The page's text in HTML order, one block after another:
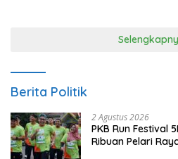
Berita Politik
2 Agustus 2026
PKB Run Festival
Ribuan Pelari